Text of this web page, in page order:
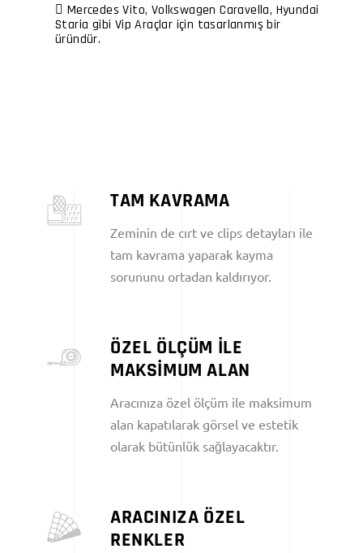
Mercedes Vito, Volkswagen Caravella, Hyundai
Staria gibi Vip Araçlar için tasarlanmış bir
üründür.
TAM KAVRAMA
Zeminin de cırt ve clips detayları ile
tam kavrama yaparak kayma
sorununu ortadan kaldırıyor.
ÖZEL ÖLÇÜM İLE
MAKSİMUM ALAN
Aracınıza özel ölçüm ile maksimum
alan kapatılarak görsel ve estetik
olarak bütünlük sağlayacaktır.
ARACINIZA ÖZEL
RENKLER